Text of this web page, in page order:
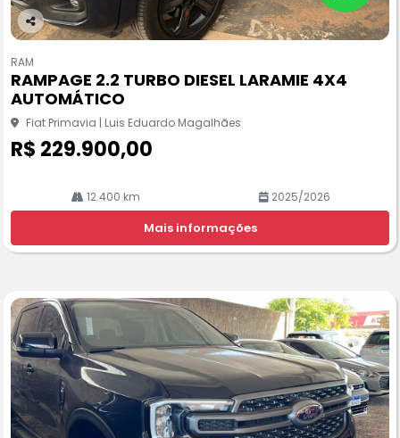
Co
pa
rtil
he
RAM
RAMPAGE 2.2 TURBO DIESEL LARAMIE 4X4
AUTOMÁTICO
Fiat Primavia | Luis Eduardo Magalhães
R$ 229.900,00
12.400 km 2025/2026
Mais informações